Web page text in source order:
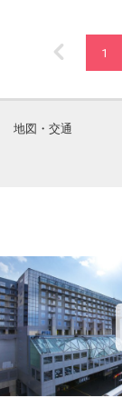
1
地図・交通